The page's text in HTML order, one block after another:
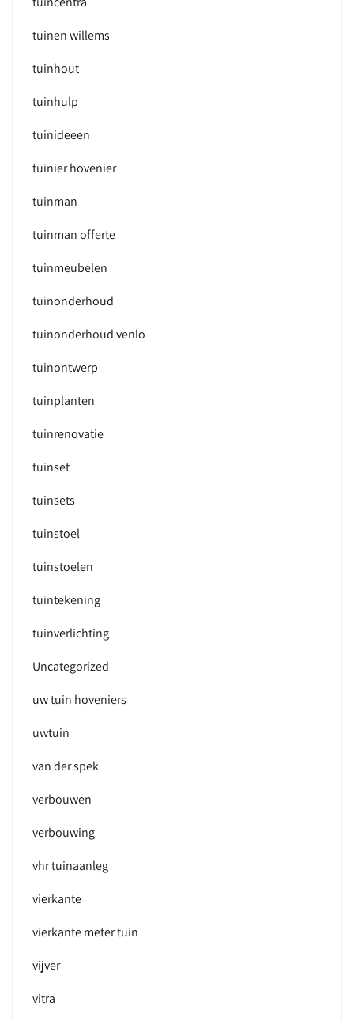
tuinen willems
tuinhout
tuinhulp
tuinideeen
tuinier hovenier
tuinman
tuinman offerte
tuinmeubelen
tuinonderhoud
tuinonderhoud venlo
tuinontwerp
tuinplanten
tuinrenovatie
tuinset
tuinsets
tuinstoel
tuinstoelen
tuintekening
tuinverlichting
Uncategorized
uw tuin hoveniers
uwtuin
van der spek
verbouwen
verbouwing
vhr tuinaanleg
vierkante
vierkante meter tuin
vijver
vitra